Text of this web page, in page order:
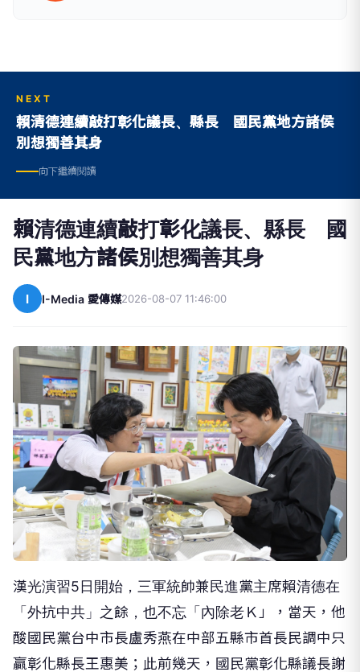
NEXT
賴清德連續敲打彰化議長、縣長 國民黨地方諸侯
別想獨善其身
向下繼續閱讀
賴清德連續敲打彰化議長、縣長 國
民黨地方諸侯別想獨善其身
I I-Media 愛傳媒2026-08-07 11:46:00
漢光演習5日開始，三軍統帥兼民進黨主席賴清德在
「外抗中共」之餘，也不忘「內除老Ｋ」，當天，他
酸國民黨台中市長盧秀燕在中部五縣市首長民調中只
贏彰化縣長王惠美；此前幾天，國民黨彰化縣議長謝